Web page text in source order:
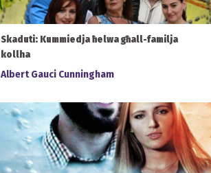
Skaduti: Kummiedja ħelwa għall-familja
kollha
Albert Gauci Cunningham